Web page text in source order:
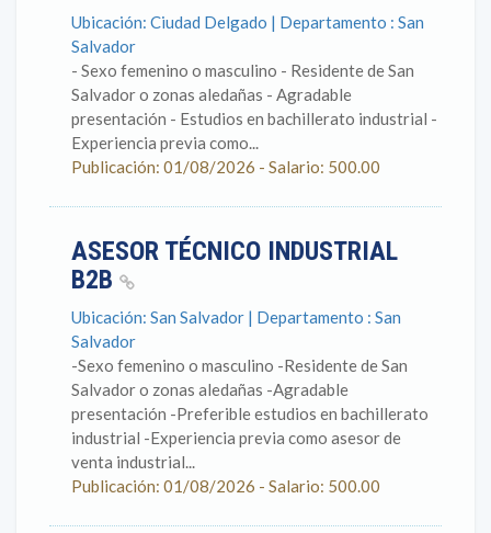
Ubicación: Ciudad Delgado | Departamento : San
Salvador
- Sexo femenino o masculino - Residente de San
Salvador o zonas aledañas - Agradable
presentación - Estudios en bachillerato industrial -
Experiencia previa como...
Publicación: 01/08/2026 - Salario: 500.00
ASESOR TÉCNICO INDUSTRIAL
B2B
Ubicación: San Salvador | Departamento : San
Salvador
-Sexo femenino o masculino -Residente de San
Salvador o zonas aledañas -Agradable
presentación -Preferible estudios en bachillerato
industrial -Experiencia previa como asesor de
venta industrial...
Publicación: 01/08/2026 - Salario: 500.00